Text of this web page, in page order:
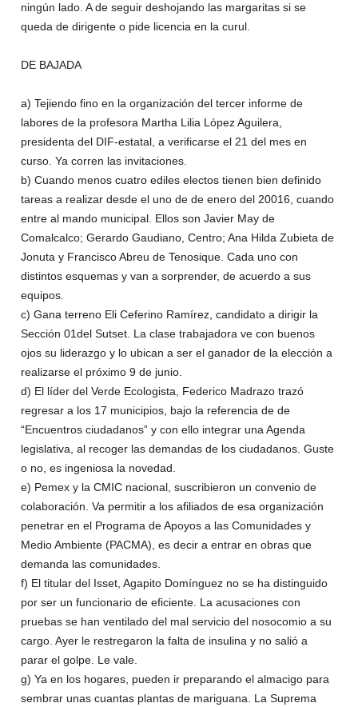
ningún lado. A de seguir deshojando las margaritas si se
queda de dirigente o pide licencia en la curul.
DE BAJADA
a) Tejiendo fino en la organización del tercer informe de
labores de la profesora Martha Lilia López Aguilera,
presidenta del DIF-estatal, a verificarse el 21 del mes en
curso. Ya corren las invitaciones.
b) Cuando menos cuatro ediles electos tienen bien definido
tareas a realizar desde el uno de de enero del 20016, cuando
entre al mando municipal. Ellos son Javier May de
Comalcalco; Gerardo Gaudiano, Centro; Ana Hilda Zubieta de
Jonuta y Francisco Abreu de Tenosique. Cada uno con
distintos esquemas y van a sorprender, de acuerdo a sus
equipos.
c) Gana terreno Eli Ceferino Ramírez, candidato a dirigir la
Sección 01del Sutset. La clase trabajadora ve con buenos
ojos su liderazgo y lo ubican a ser el ganador de la elección a
realizarse el próximo 9 de junio.
d) El líder del Verde Ecologista, Federico Madrazo trazó
regresar a los 17 municipios, bajo la referencia de de
“Encuentros ciudadanos” y con ello integrar una Agenda
legislativa, al recoger las demandas de los ciudadanos. Guste
o no, es ingeniosa la novedad.
e) Pemex y la CMIC nacional, suscribieron un convenio de
colaboración. Va permitir a los afiliados de esa organización
penetrar en el Programa de Apoyos a las Comunidades y
Medio Ambiente (PACMA), es decir a entrar en obras que
demanda las comunidades.
f) El titular del Isset, Agapito Domínguez no se ha distinguido
por ser un funcionario de eficiente. La acusaciones con
pruebas se han ventilado del mal servicio del nosocomio a su
cargo. Ayer le restregaron la falta de insulina y no salió a
parar el golpe. Le vale.
g) Ya en los hogares, pueden ir preparando el almacigo para
sembrar unas cuantas plantas de mariguana. La Suprema